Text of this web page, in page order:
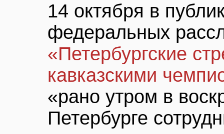
14 октября в
федеральных
«Петербургские
кавказскими
«рано утром в
Петербурге